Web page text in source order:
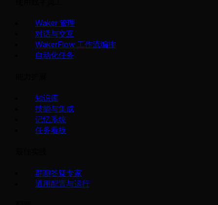
Waker 管理
对话与交互
WakerFlow 工作流编排
自动化任务
知识库
技能与集成
记忆系统
任务看板
群聊答疑专家
通用配置与运行